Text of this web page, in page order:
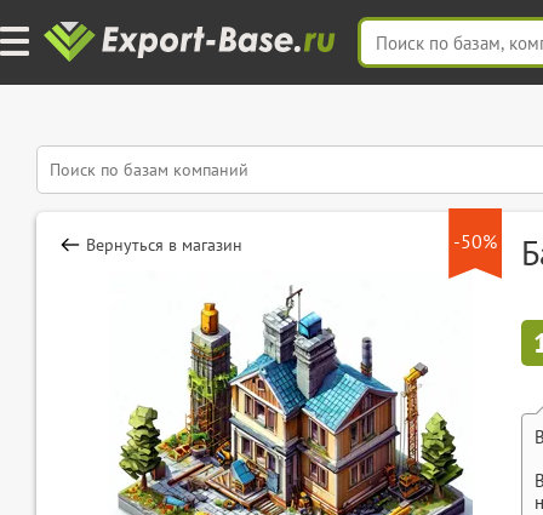
-50%
Вернуться в магазин